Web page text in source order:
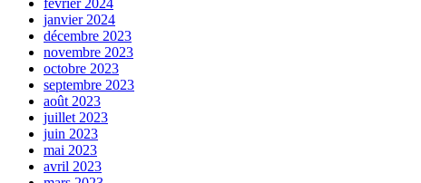
janvier 2024
décembre 2023
novembre 2023
octobre 2023
septembre 2023
août 2023
juillet 2023
juin 2023
mai 2023
avril 2023